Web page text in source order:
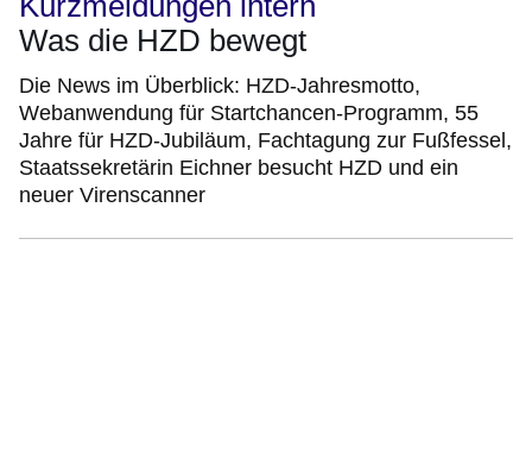
Was die HZD bewegt
Die News im Überblick: HZD-Jahresmotto,
Webanwendung für Startchancen-Programm, 55
Jahre für HZD-Jubiläum, Fachtagung zur Fußfessel,
Staatssekretärin Eichner besucht HZD und ein
neuer Virenscanner